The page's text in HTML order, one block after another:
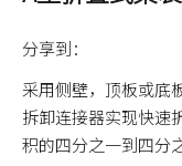
分享到：
采用侧壁，顶板或底
拆卸连接器实现快速
积的四分之一到四分